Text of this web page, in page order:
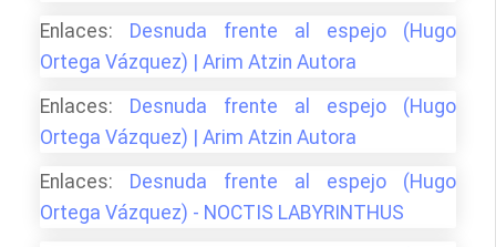
Enlaces: Desnuda frente al espejo (Hugo
Ortega Vázquez) | Arim Atzin Autora
Enlaces: Desnuda frente al espejo (Hugo
Ortega Vázquez) | Arim Atzin Autora
Enlaces: Desnuda frente al espejo (Hugo
Ortega Vázquez) - NOCTIS LABYRINTHUS